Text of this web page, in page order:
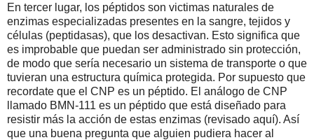
En tercer lugar, los péptidos son victimas naturales de
enzimas especializadas presentes en la sangre, tejidos y
células (peptidasas), que los desactivan. Esto significa que
es improbable que puedan ser administrado sin protección,
de modo que sería necesario un sistema de transporte o que
tuvieran una estructura química protegida. Por supuesto que
recordate que el CNP es un péptido. El análogo de CNP
llamado BMN-111 es un péptido que está diseñado para
resistir más la acción de estas enzimas (revisado aquí). Así
que una buena pregunta que alguien pudiera hacer al